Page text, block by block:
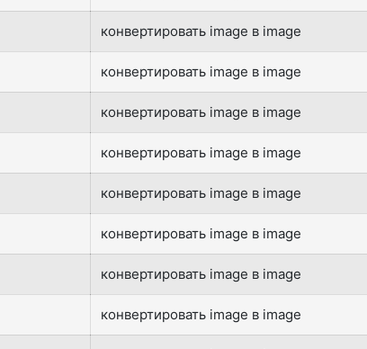
конвертировать image в image
конвертировать image в image
конвертировать image в image
конвертировать image в image
конвертировать image в image
конвертировать image в image
конвертировать image в image
конвертировать image в image